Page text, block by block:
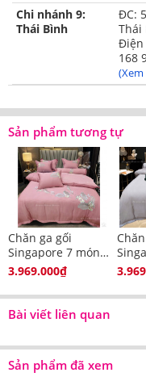
Chi nhánh 9:
Thái Bình
ĐC:
Thái
Điện
168
Sản phẩm tương tự
Chăn ga gối
Singapore 7 món
mã 113
3.969.000₫
mã
Bài viết liên quan
Sản phẩm đã xem